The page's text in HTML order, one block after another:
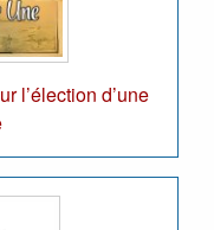
l’élection d’une